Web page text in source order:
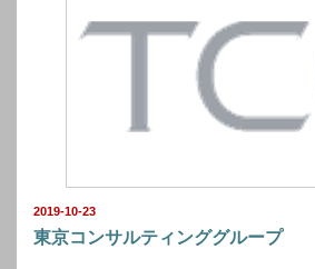
2019-10-23
東京コンサルティンググループ